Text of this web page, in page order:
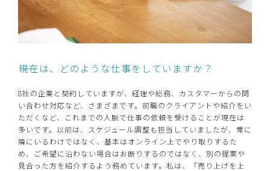
――現在は、どのような仕事をしていますか？
8社の企業と契約していますが、経理や総務、カスタマーからの問
い合わせ対応など、さまざまです。前職のクライアントや紹介をい
ただくなど、これまでの人脈で仕事の依頼を受けることが現在は
多いです。以前は、スケジュール調整も担当していましたが、常に
隣にいるわけではなく、基本はオンライン上でやり取りするた
め、ご希望に沿わない場合はお断りするのではなく、別の提案や
見合った方を紹介するよう務めています。私は、「売り上げを上